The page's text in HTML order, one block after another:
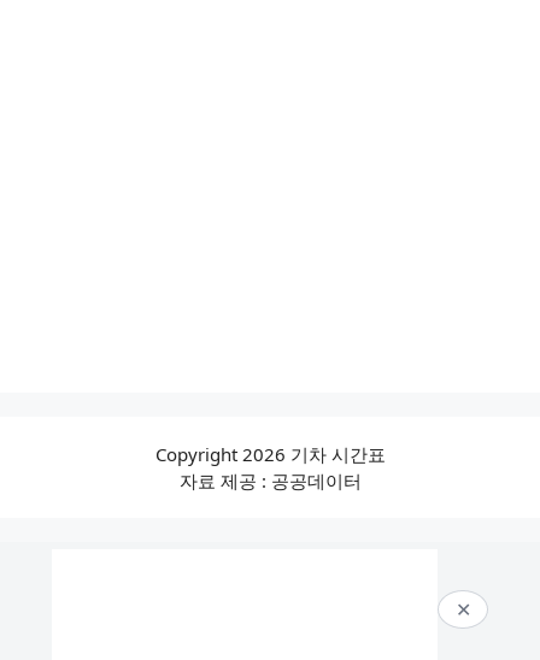
Copyright 2026 기차 시간표
자료 제공 : 공공데이터
✕